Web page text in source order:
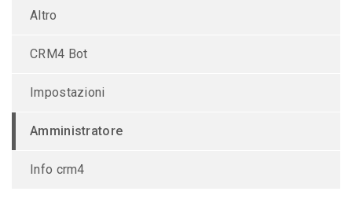
Altro
CRM4 Bot
Impostazioni
Amministratore
Info crm4